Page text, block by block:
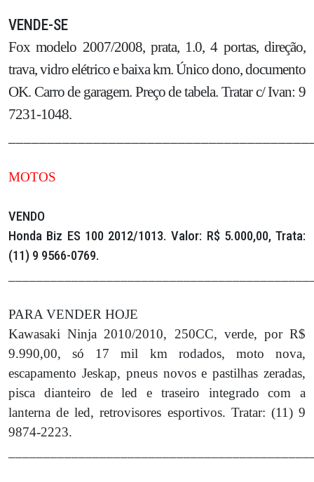
VENDE-SE
Fox modelo 2007/2008, prata, 1.0, 4 portas, direção,
trava, vidro elétrico e baixa km. Único dono, documento
OK. Carro de garagem. Preço de tabela. Tratar c/ Ivan: 9
7231-1048.
MOTOS
VENDO
Honda Biz ES 100 2012/1013. Valor: R$ 5.000,00, Trata:
(11) 9 9566-0769.
PARA VENDER HOJE
Kawasaki Ninja 2010/2010, 250CC, verde, por R$
9.990,00, só 17 mil km rodados, moto nova,
escapamento Jeskap, pneus novos e pastilhas zeradas,
pisca dianteiro de led e traseiro integrado com a
lanterna de led, retrovisores esportivos. Tratar: (11) 9
9874-2223.